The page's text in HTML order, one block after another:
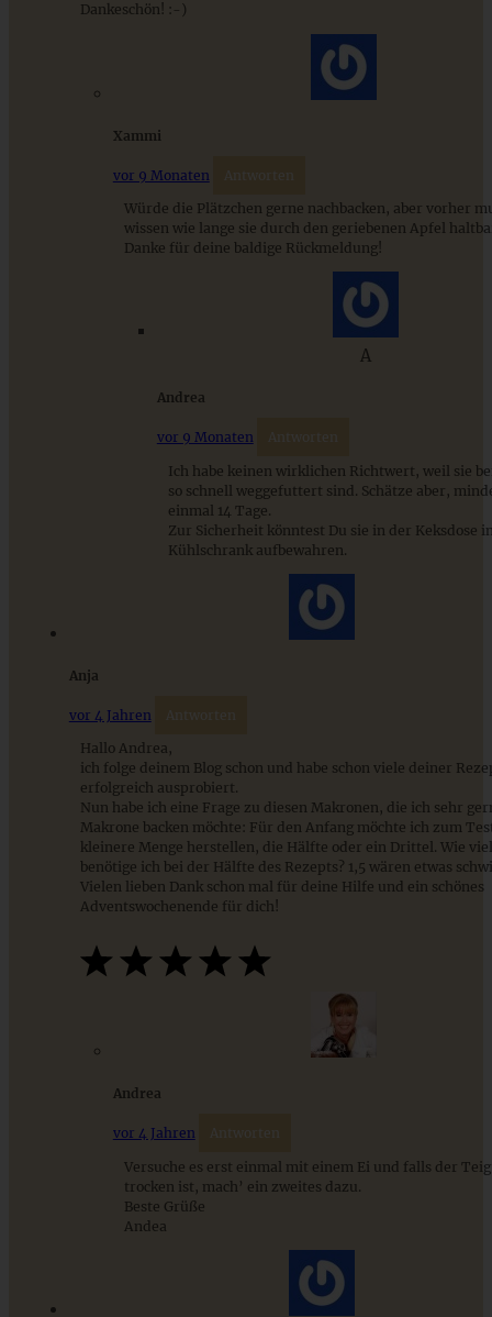
Die weltbesten Zimt-Haferflocken-Kekse und ein
Saftige Bratapfel-Cookies
Schweizer Wurstsalat mit Käse - einfach, würzig und in 15
ZUM BEITRAG
saftig und gelingsicher
Dankeschön! :-)
Xammi
vor 9 Monaten Antworten
Würde die Plätzchen gerne nachbacken, aber vorher
wissen wie lange sie durch den geriebenen Apfel
Danke für deine baldige Rückmeldung!
A
Andrea
vor 9 Monaten Antworten
Ich habe keinen wirklichen Richtwert, weil sie
so schnell weggefuttert sind. Schätze aber,
einmal 14 Tage.
Zur Sicherheit könntest Du sie in der Keksdose
Kühlschrank aufbewahren.
Anja
vor 4 Jahren Antworten
Hallo Andrea,
ich folge deinem Blog schon und habe schon viele deiner
erfolgreich ausprobiert.
Nun habe ich eine Frage zu diesen Makronen, die ich sehr
Makrone backen möchte: Für den Anfang möchte ich zum
kleinere Menge herstellen, die Hälfte oder ein Drittel. Wie
benötige ich bei der Hälfte des Rezepts? 1,5 wären etwas
Vielen lieben Dank schon mal für deine Hilfe und ein schönes
Adventswochenende für dich!
Andrea
vor 4 Jahren Antworten
Versuche es erst einmal mit einem Ei und falls der
trocken ist, mach’ ein zweites dazu.
Beste Grüße
Andea